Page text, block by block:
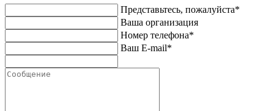
Представьтесь, пожалуйста*
Ваша организация
Номер телефона*
Ваш E-mail*